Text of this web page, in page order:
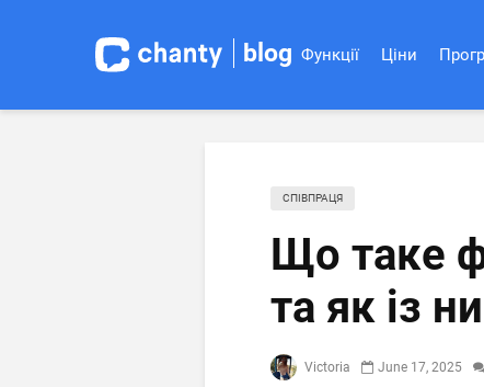
blog Функції Ціни
СПІВПРАЦЯ
Що таке
та як із
Victoria June 17, 2025